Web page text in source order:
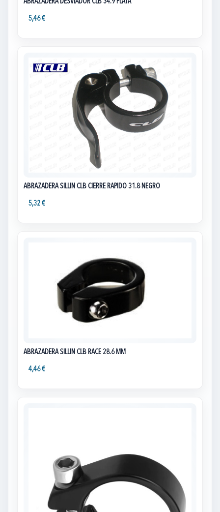
ABRAZADERA DESVIADOR CLB 34.9 PLATA
5,46 €
ABRAZADERA SILLIN CLB CIERRE RAPIDO 31.8 NEGRO
5,32 €
ABRAZADERA SILLIN CLB RACE 28.6 MM
4,46 €